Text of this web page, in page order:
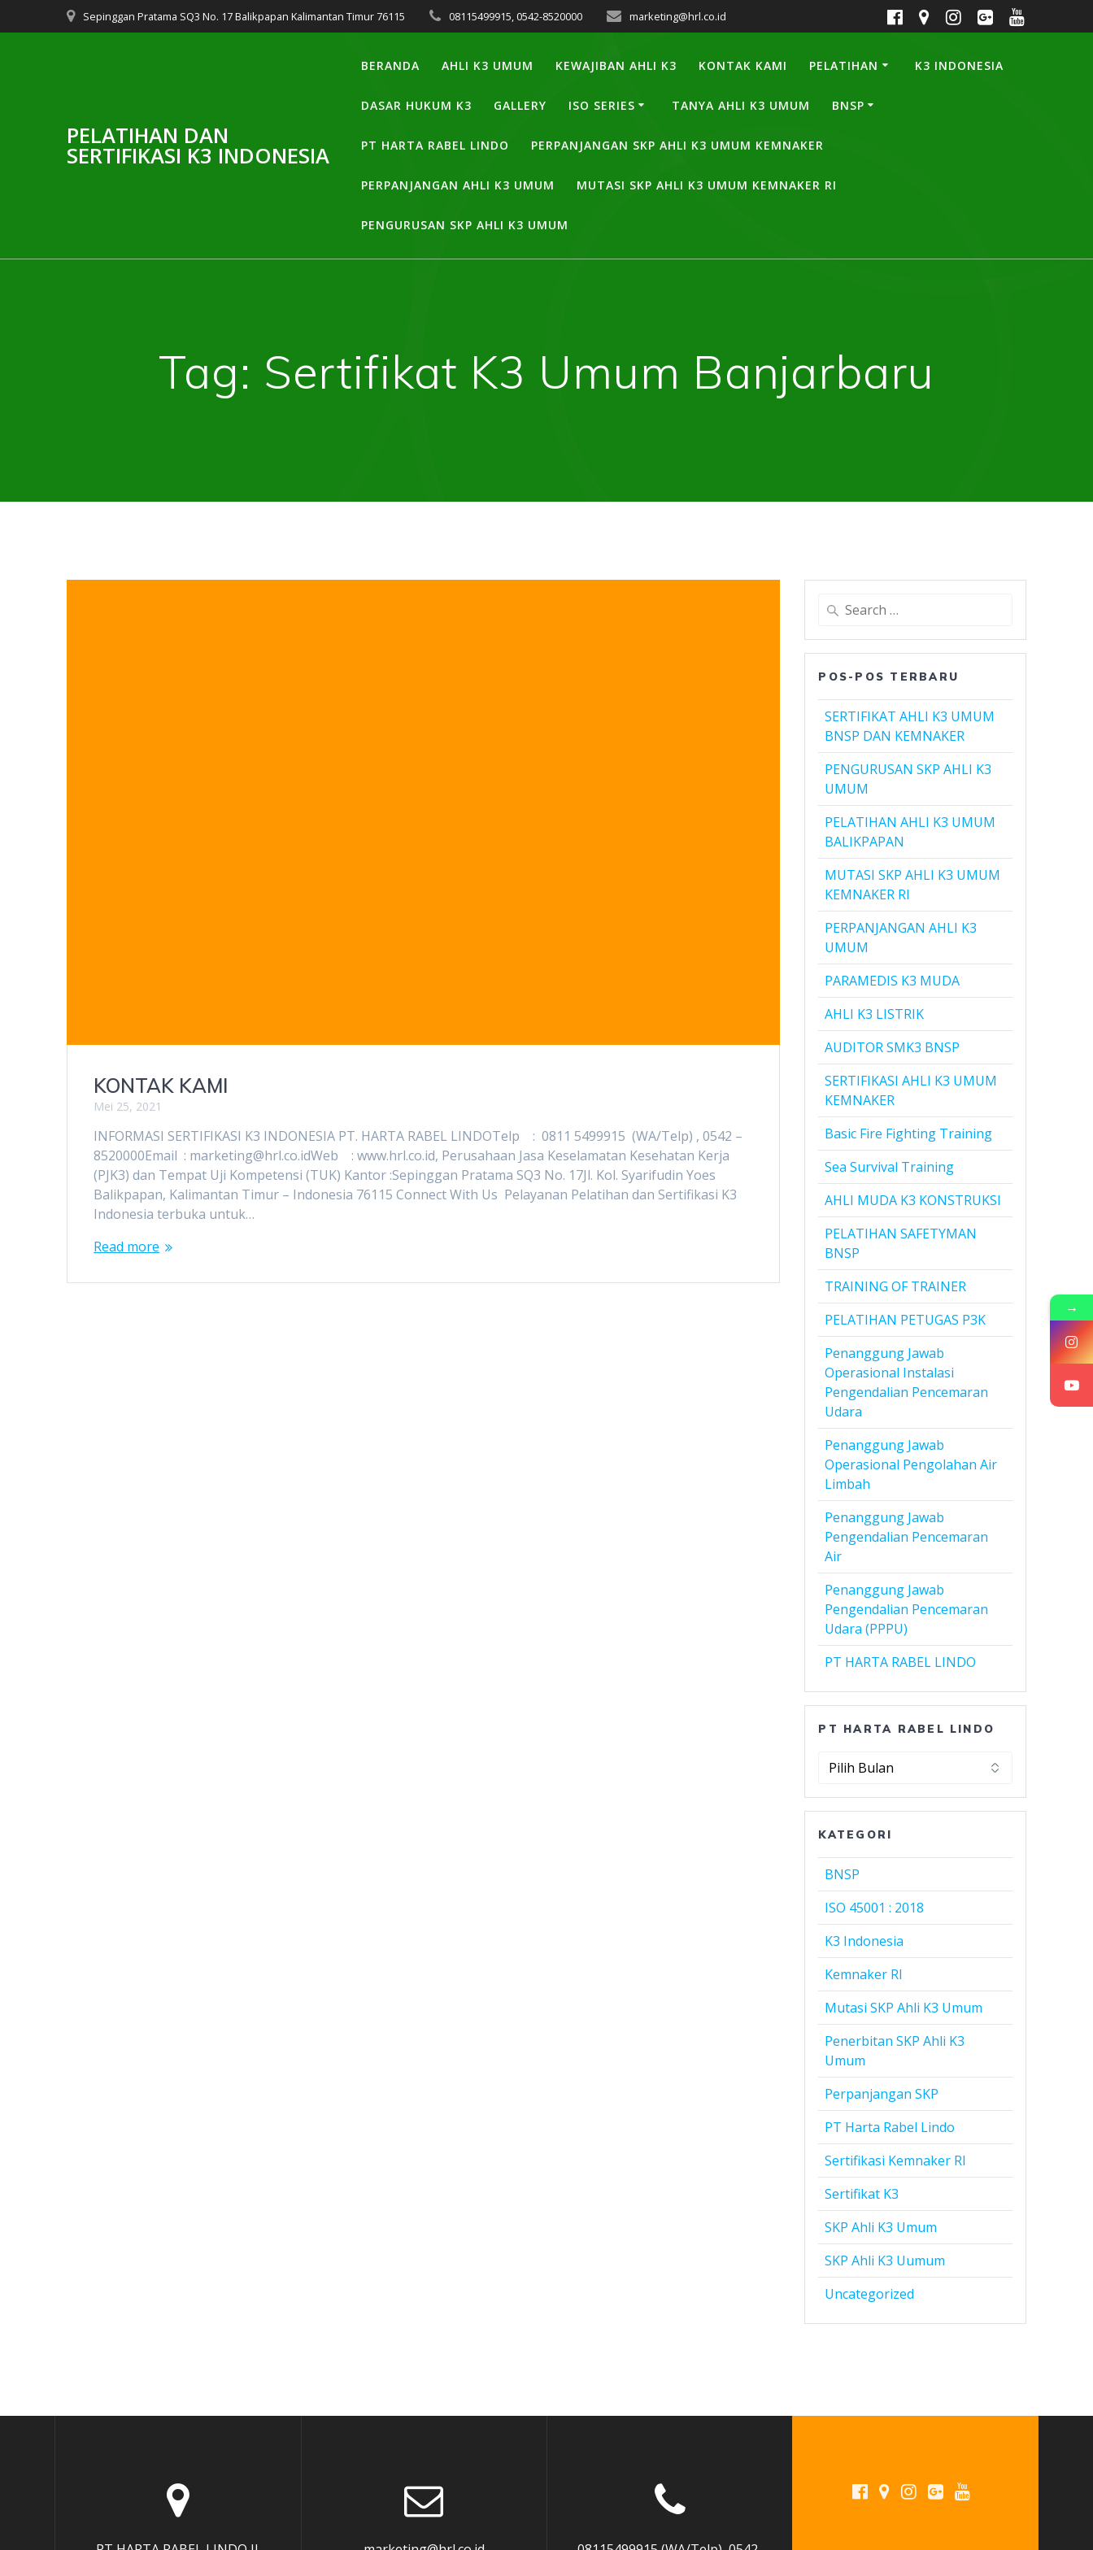
to
Sepinggan Pratama SQ3 No. 17 Balikpapan Kalimantan Timur 76115 08115499915, 0542-8520000 marketing@hrl.co.id
PELATIHAN DAN
SERTIFIKASI K3 INDONESIA
BERANDA AHLI K3 UMUM KEWAJIBAN AHLI K3 KONTAK KAMI PELATIHAN K3 INDONESIA
DASAR HUKUM K3 GALLERY ISO SERIES TANYA AHLI K3 UMUM BNSP
PT HARTA RABEL LINDO PERPANJANGAN SKP AHLI K3 UMUM KEMNAKER
PERPANJANGAN AHLI K3 UMUM MUTASI SKP AHLI K3 UMUM KEMNAKER RI
PENGURUSAN SKP AHLI K3 UMUM
Tag: Sertifikat K3 Umum Banjarbaru
KONTAK KAMI
Mei 25, 2021
INFORMASI SERTIFIKASI K3 INDONESIA PT. HARTA RABEL LINDOTelp : 0811 5499915 (WA/Telp) , 0542 –
8520000Email : marketing@hrl.co.idWeb : www.hrl.co.id, Perusahaan Jasa Keselamatan Kesehatan Kerja
(PJK3) dan Tempat Uji Kompetensi (TUK) Kantor :Sepinggan Pratama SQ3 No. 17Jl. Kol. Syarifudin Yoes
Balikpapan, Kalimantan Timur – Indonesia 76115 Connect With Us Pelayanan Pelatihan dan Sertifikasi K3
Indonesia terbuka untuk…
Read more
Search
POS-POS TERBARU
SERTIFIKAT AHLI K3 UMUM
BNSP DAN KEMNAKER
PENGURUSAN SKP AHLI K3
UMUM
PELATIHAN AHLI K3 UMUM
BALIKPAPAN
MUTASI SKP AHLI K3 UMUM
KEMNAKER RI
PERPANJANGAN AHLI K3
UMUM
PARAMEDIS K3 MUDA
AHLI K3 LISTRIK
AUDITOR SMK3 BNSP
SERTIFIKASI AHLI K3 UMUM
KEMNAKER
Basic Fire Fighting Training
Sea Survival Training
AHLI MUDA K3 KONSTRUKSI
PELATIHAN SAFETYMAN
BNSP
TRAINING OF TRAINER
PELATIHAN PETUGAS P3K
Penanggung Jawab
Operasional Instalasi
Pengendalian Pencemaran
Udara
Penanggung Jawab
Operasional Pengolahan Air
Limbah
Penanggung Jawab
Pengendalian Pencemaran
Air
Penanggung Jawab
Pengendalian Pencemaran
Udara (PPPU)
PT HARTA RABEL LINDO
PT HARTA RABEL LINDO
PT
Rabel
KATEGORI
BNSP
ISO 45001 : 2018
K3 Indonesia
Kemnaker RI
Mutasi SKP Ahli K3 Umum
Penerbitan SKP Ahli K3
Umum
Perpanjangan SKP
PT Harta Rabel Lindo
Sertifikasi Kemnaker RI
Sertifikat K3
SKP Ahli K3 Umum
SKP Ahli K3 Uumum
Uncategorized
→